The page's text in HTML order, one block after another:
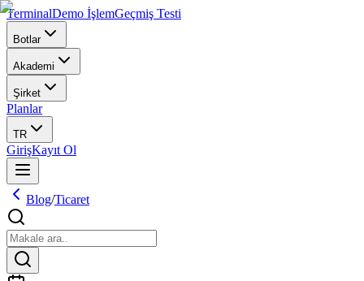
TerminalDemo İşlemGeçmiş Testi
Botlar
Akademi
Şirket
Planlar
TR
GirişKayıt Ol
Blog/Ticaret